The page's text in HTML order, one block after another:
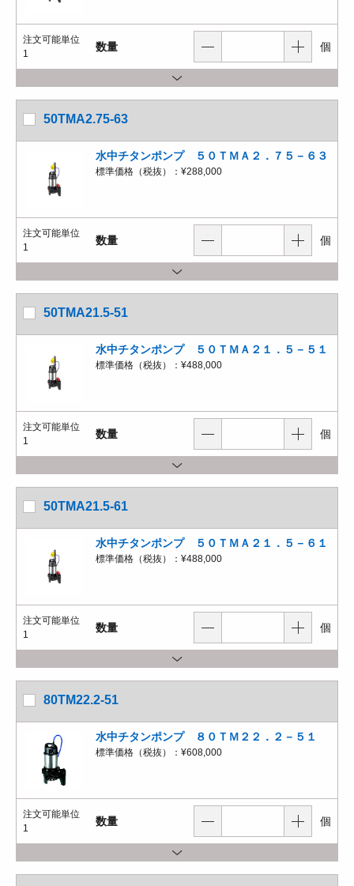
注文可能単位
1
数量 個
50TMA2.75-63
水中チタンポンプ ５０ＴＭＡ２．７５－６３
標準価格（税抜）： ¥288,000
注文可能単位
1
数量 個
50TMA21.5-51
水中チタンポンプ ５０ＴＭＡ２１．５－５１
標準価格（税抜）： ¥488,000
注文可能単位
1
数量 個
50TMA21.5-61
水中チタンポンプ ５０ＴＭＡ２１．５－６１
標準価格（税抜）： ¥488,000
注文可能単位
1
数量 個
80TM22.2-51
水中チタンポンプ ８０ＴＭ２２．２－５１
標準価格（税抜）： ¥608,000
注文可能単位
1
数量 個